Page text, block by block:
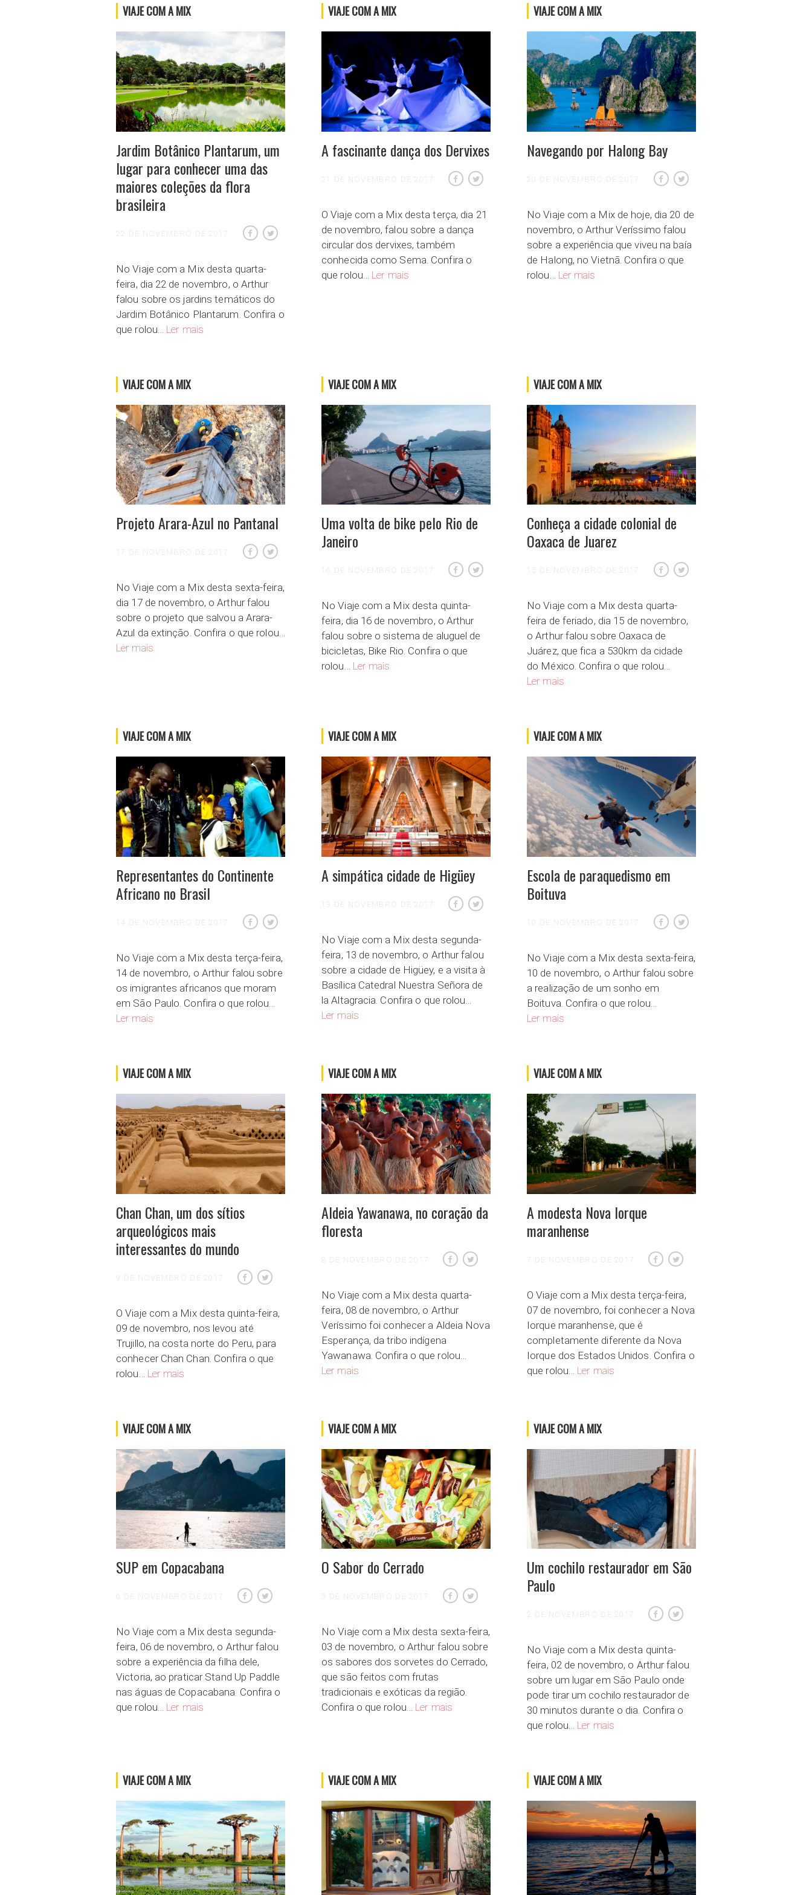
VIAJE COM A MIX
Jardim Botânico Plantarum, um
lugar para conhecer uma das
maiores coleções da flora
brasileira
22 DE NOVEMBRO DE 2017
No Viaje com a Mix desta quarta-
feira, dia 22 de novembro, o Arthur
falou sobre os jardins temáticos do
Jardim Botânico Plantarum. Confira o
que rolou… Ler mais
VIAJE COM A MIX
A fascinante dança dos Dervixes
21 DE NOVEMBRO DE 2017
O Viaje com a Mix desta terça, dia 21
de novembro, falou sobre a dança
circular dos dervixes, também
conhecida como Sema. Confira o
que rolou… Ler mais
VIAJE COM A MIX
Navegando por Halong Bay
20 DE NOVEMBRO DE 2017
No Viaje com a Mix de hoje, dia 20 de
novembro, o Arthur Veríssimo falou
sobre a experiência que viveu na baía
de Halong, no Vietnã. Confira o que
rolou… Ler mais
VIAJE COM A MIX
Projeto Arara-Azul no Pantanal
17 DE NOVEMBRO DE 2017
No Viaje com a Mix desta sexta-feira,
dia 17 de novembro, o Arthur falou
sobre o projeto que salvou a Arara-
Azul da extinção. Confira o que rolou…
Ler mais
VIAJE COM A MIX
Uma volta de bike pelo Rio de
Janeiro
16 DE NOVEMBRO DE 2017
No Viaje com a Mix desta quinta-
feira, dia 16 de novembro, o Arthur
falou sobre o sistema de aluguel de
bicicletas, Bike Rio. Confira o que
rolou… Ler mais
VIAJE COM A MIX
Conheça a cidade colonial de
Oaxaca de Juarez
15 DE NOVEMBRO DE 2017
No Viaje com a Mix desta quarta-
feira de feriado, dia 15 de novembro,
o Arthur falou sobre Oaxaca de
Juárez, que fica a 530km da cidade
do México. Confira o que rolou…
Ler mais
VIAJE COM A MIX
Representantes do Continente
Africano no Brasil
14 DE NOVEMBRO DE 2017
No Viaje com a Mix desta terça-feira,
14 de novembro, o Arthur falou sobre
os imigrantes africanos que moram
em São Paulo. Confira o que rolou…
Ler mais
Representantes do Continente Africano no Brasil
VIAJE COM A MIX
A simpática cidade de Higüey
13 DE NOVEMBRO DE 2017
No Viaje com a Mix desta segunda-
feira, 13 de novembro, o Arthur falou
sobre a cidade de Higüey, e a visita à
Basílica Catedral Nuestra Señora de
la Altagracia. Confira o que rolou…
Ler mais
VIAJE COM A MIX
Escola de paraquedismo em
Boituva
10 DE NOVEMBRO DE 2017
No Viaje com a Mix desta sexta-feira,
10 de novembro, o Arthur falou sobre
a realização de um sonho em
Boituva. Confira o que rolou…
Ler mais
VIAJE COM A MIX
Chan Chan, um dos sítios
arqueológicos mais
interessantes do mundo
9 DE NOVEMBRO DE 2017
O Viaje com a Mix desta quinta-feira,
09 de novembro, nos levou até
Trujillo, na costa norte do Peru, para
conhecer Chan Chan. Confira o que
rolou… Ler mais Chan Chan, um dos sítios arqueológicos mais interessantes do mundo
VIAJE COM A MIX
Aldeia Yawanawa, no coração da
floresta
8 DE NOVEMBRO DE 2017
No Viaje com a Mix desta quarta-
feira, 08 de novembro, o Arthur
Veríssimo foi conhecer a Aldeia Nova
Esperança, da tribo indígena
Yawanawa. Confira o que rolou…
Ler mais
VIAJE COM A MIX
A modesta Nova Iorque
maranhense
7 DE NOVEMBRO DE 2017
O Viaje com a Mix desta terça-feira,
07 de novembro, foi conhecer a Nova
Iorque maranhense, que é
completamente diferente da Nova
Iorque dos Estados Unidos. Confira o
que rolou… Ler mais
VIAJE COM A MIX
SUP em Copacabana
6 DE NOVEMBRO DE 2017
No Viaje com a Mix desta segunda-
feira, 06 de novembro, o Arthur falou
sobre a experiência da filha dele,
Victoria, ao praticar Stand Up Paddle
nas águas de Copacabana. Confira o
que rolou… Ler mais
VIAJE COM A MIX
O Sabor do Cerrado
3 DE NOVEMBRO DE 2017
No Viaje com a Mix desta sexta-feira,
03 de novembro, o Arthur falou sobre
os sabores dos sorvetes do Cerrado,
que são feitos com frutas
tradicionais e exóticas da região.
Confira o que rolou… Ler mais
VIAJE COM A MIX
Um cochilo restaurador em São
Paulo
2 DE NOVEMBRO DE 2017
No Viaje com a Mix desta quinta-
feira, 02 de novembro, o Arthur falou
sobre um lugar em São Paulo onde
pode tirar um cochilo restaurador de
30 minutos durante o dia. Confira o
que rolou… Ler mais
VIAJE COM A MIX VIAJE COM A MIX VIAJE COM A MIX